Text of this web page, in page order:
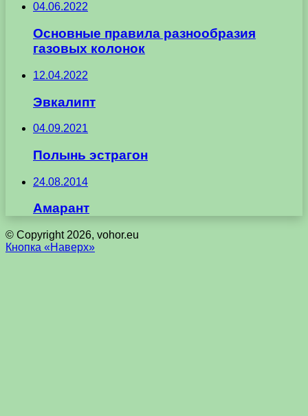
04.06.2022
Основные правила разнообразия
газовых колонок
12.04.2022
Эвкалипт
04.09.2021
Полынь эстрагон
24.08.2014
Амарант
© Copyright 2026, vohor.eu
Кнопка «Наверх»